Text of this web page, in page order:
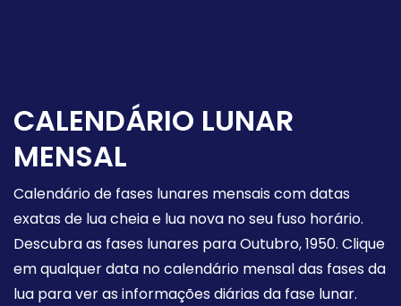
CALENDÁRIO LUNAR
MENSAL
Calendário de fases lunares mensais com datas
exatas de lua cheia e lua nova no seu fuso horário.
Descubra as fases lunares para Outubro, 1950. Clique
em qualquer data no calendário mensal das fases da
lua para ver as informações diárias da fase lunar.